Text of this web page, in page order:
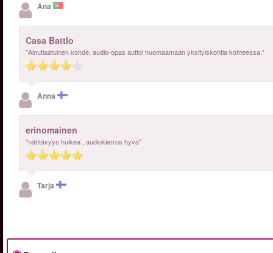
Ana
Casa Battlo
"Ainutlaatuinen kohde, audio-opas auttoi huomaamaan yksityiskohtia kohteessa."
Anna
erinomainen
"nähtävyys huikea , audiokierros hyvä"
Tarja